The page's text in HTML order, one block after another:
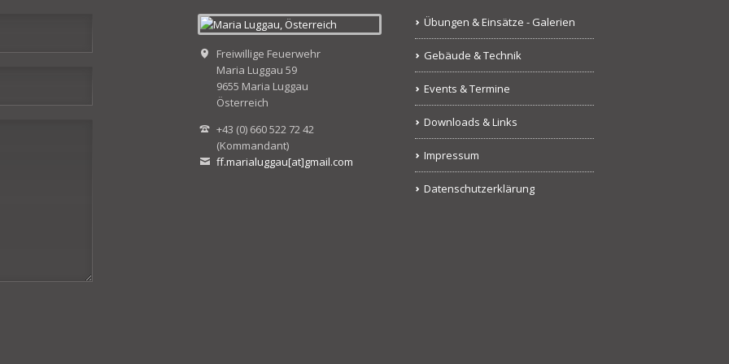
Freiwillige Feuerwehr
Maria Luggau 59
9655 Maria Luggau
Österreich
+43 (0) 660 522 72 42
(Kommandant)
ff.marialuggau[at]gmail.com
Übungen & Einsätze - Galerien
Gebäude & Technik
Events & Termine
Downloads & Links
Impressum
Datenschutzerklärung